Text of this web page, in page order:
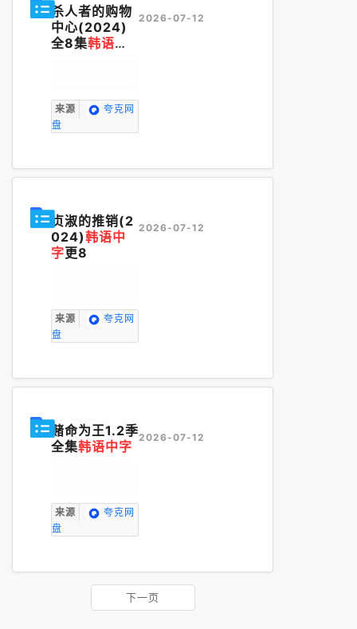
杀人者的购物
中心(2024)
全8集韩语中
来源
夸克网
盘
2026-07-12
贞淑的推销(2
024)韩语中
字更8
来源
夸克网
盘
2026-07-12
赌命为王1.2季
全集韩语中字
来源
夸克网
盘
2026-07-12
下一页